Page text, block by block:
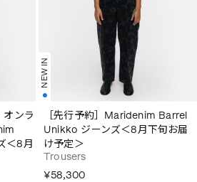
オンラ
＜8月
NEW IN
［先行予約］Maridenim Barrel
Unikko ジーンズ＜8月下旬お届
け予定＞
Trousers
¥58,300